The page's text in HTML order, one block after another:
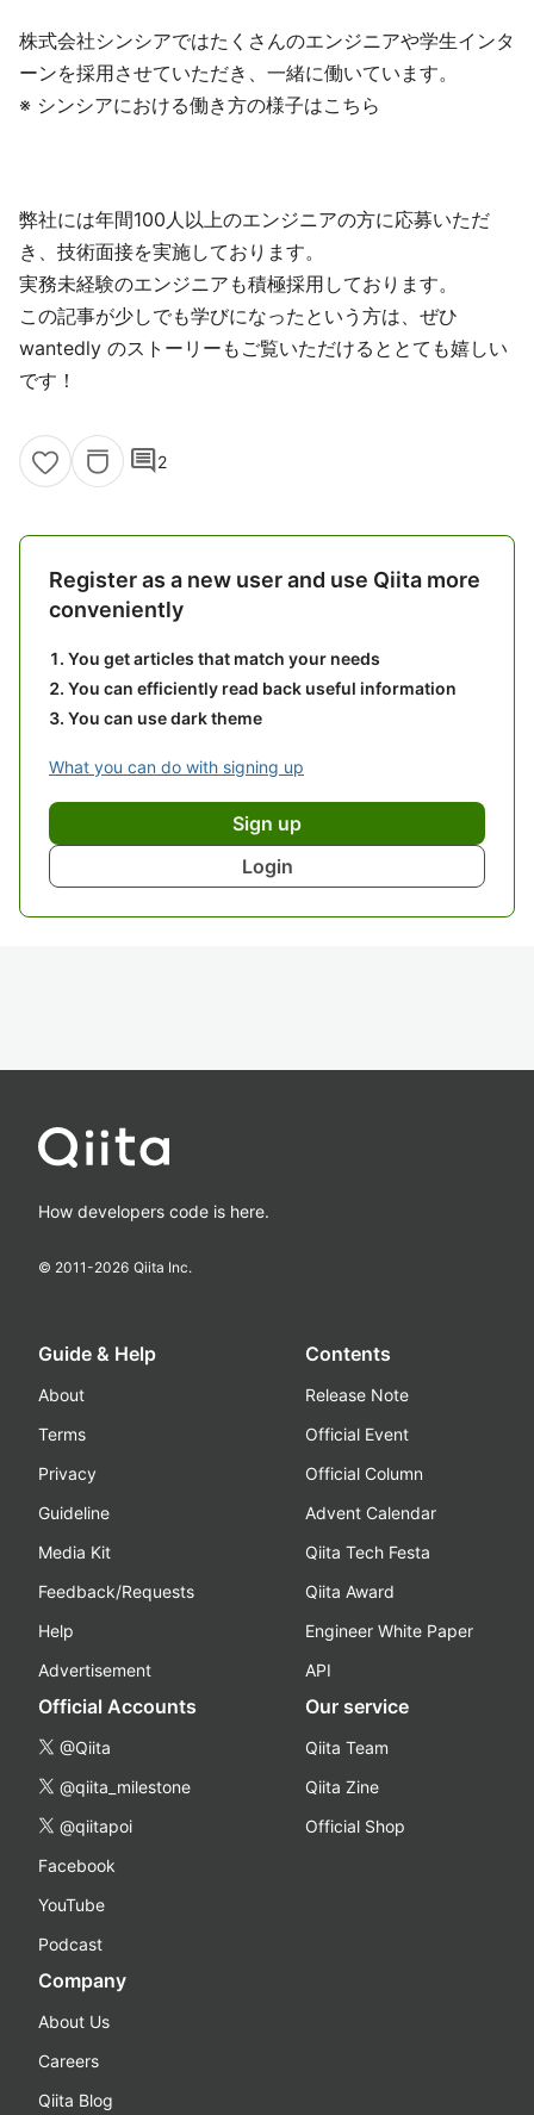
株式会社シンシアではたくさんのエンジニアや学生インタ
ーンを採用させていただき、一緒に働いています。
※ シンシアにおける働き方の様子はこちら
弊社には年間100人以上のエンジニアの方に応募いただ
き、技術面接を実施しております。
実務未経験のエンジニアも積極採用しております。
この記事が少しでも学びになったという方は、ぜひ
wantedly のストーリーもご覧いただけるととても嬉しい
です！
comment2
Register as a new user and use Qiita more
conveniently
You get articles that match your needs
You can efficiently read back useful information
You can use dark theme
What you can do with signing up
Sign up
Login
How developers code is here.
© 2011-2026 Qiita Inc.
Guide & Help
About
Terms
Privacy
Guideline
Media Kit
Feedback/Requests
Help
Advertisement
Contents
Release Note
Official Event
Official Column
Advent Calendar
Qiita Tech Festa
Qiita Award
Engineer White Paper
API
Official Accounts
@Qiita
@qiita_milestone
@qiitapoi
Facebook
YouTube
Podcast
Our service
Qiita Team
Qiita Zine
Official Shop
Company
About Us
Careers
Qiita Blog